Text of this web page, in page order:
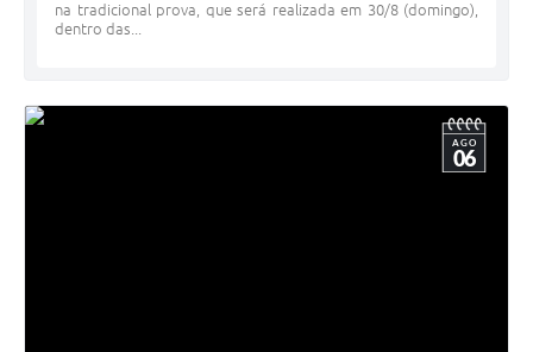
na tradicional prova, que será realizada em 30/8 (domingo),
dentro das...
AGO
06